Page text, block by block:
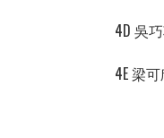
4D 吳
4E 梁